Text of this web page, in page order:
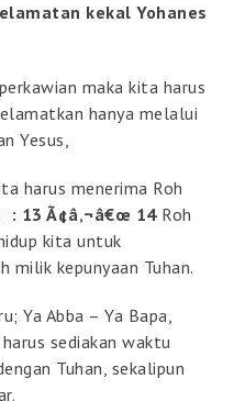
kekal Yohanes
maka kita harus
hanya melalui
Yesus,
harus menerima Roh
: 13 Ã¢â‚¬â€œ 14Roh
kita untuk
milik kepunyaan Tuhan.
Ya Abba – Ya Bapa,
sediakan waktu
Tuhan, sekalipun